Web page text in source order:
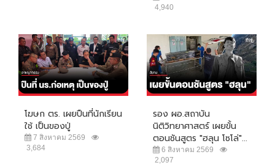
4,940
โฆษก ตร. เผยปืนที่นักเรียน
ใช้ เป็นของปู่
7 สิงหาคม 2569
3,684
รอง ผอ.สถาบัน
นิติวิทยาศาสตร์ เผยขั้น
ตอนชันสูตร "ฮลุน โซโล่"...
6 สิงหาคม 2569
2,097